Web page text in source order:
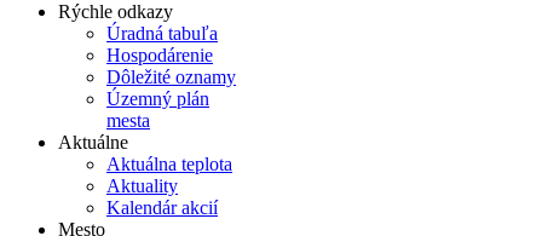
Rýchle odkazy
Úradná tabuľa
Hospodárenie
Dôležité oznamy
Územný plán
mesta
Aktuálne
Aktuálna teplota
Aktuality
Kalendár akcií
Mesto